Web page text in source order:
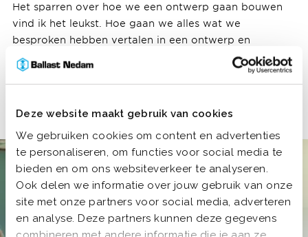
Deze website maakt gebruik van cookies
We gebruiken cookies om content en advertenties
te personaliseren, om functies voor social media te
bieden en om ons websiteverkeer te analyseren.
Ook delen we informatie over jouw gebruik van onze
site met onze partners voor social media, adverteren
en analyse. Deze partners kunnen deze gegevens
combineren met andere informatie die je aan ze
Het sparren over hoe we een ontwerp gaan bouwen
vind ik het leukst. Hoe gaan we alles wat we
besproken hebben vertalen in een ontwerp en
uitwerken tot een daadwerkelijk geheel? Daarnaast
vind ik het leuk om het verhaal van de